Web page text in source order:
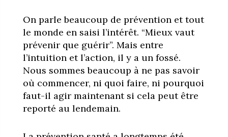
On parle beaucoup de prévention et tout
le monde en saisi l’intérêt. “Mieux vaut
prévenir que guérir”. Mais entre
l’intuition et l’action, il y a un fossé.
Nous sommes beaucoup à ne pas savoir
où commencer, ni quoi faire, ni pourquoi
faut-il agir maintenant si cela peut être
reporté au lendemain.